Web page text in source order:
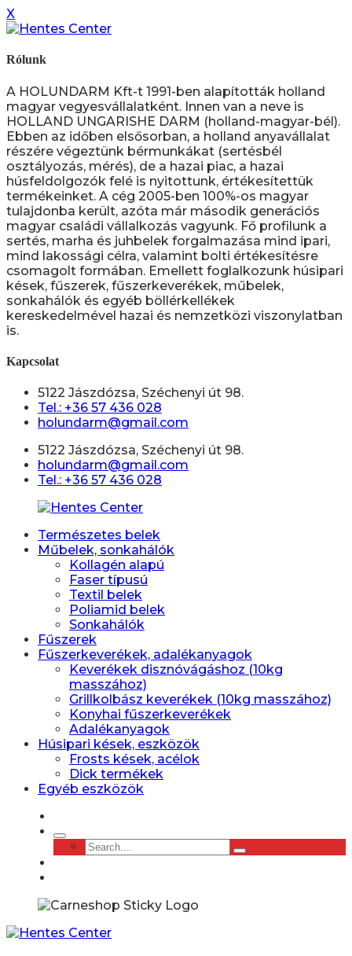
X
Rólunk
A HOLUNDARM Kft-t 1991-ben alapították holland
magyar vegyesvállalatként. Innen van a neve is
HOLLAND UNGARISHE DARM (holland-magyar-bél).
Ebben az időben elsősorban, a holland anyavállalat
részére végeztünk bérmunkákat (sertésbél
osztályozás, mérés), de a hazai piac, a hazai
húsfeldolgozók felé is nyitottunk, értékesítettük
termékeinket. A cég 2005-ben 100%-os magyar
tulajdonba került, azóta már második generációs
magyar családi vállalkozás vagyunk. Fő profilunk a
sertés, marha és juhbelek forgalmazása mind ipari,
mind lakossági célra, valamint bolti értékesítésre
csomagolt formában. Emellett foglalkozunk húsipari
kések, fűszerek, fűszerkeverékek, műbelek,
sonkahálók és egyéb böllérkellékek
kereskedelmével hazai és nemzetközi viszonylatban
is.
Kapcsolat
5122 Jászdózsa, Széchenyi út 98.
Tel.: +36 57 436 028
holundarm@gmail.com
5122 Jászdózsa, Széchenyi út 98.
holundarm@gmail.com
Tel.: +36 57 436 028
Természetes belek
Műbelek, sonkahálók
Kollagén alapú
Faser típusú
Textil belek
Poliamid belek
Sonkahálók
Fűszerek
Fűszerkeverékek, adalékanyagok
Keverékek disznóvágáshoz (10kg
masszához)
Grillkolbász keverékek (10kg masszához)
Konyhai fűszerkeverékek
Adalékanyagok
Húsipari kések, eszközök
Frosts kések, acélok
Dick termékek
Egyéb eszközök